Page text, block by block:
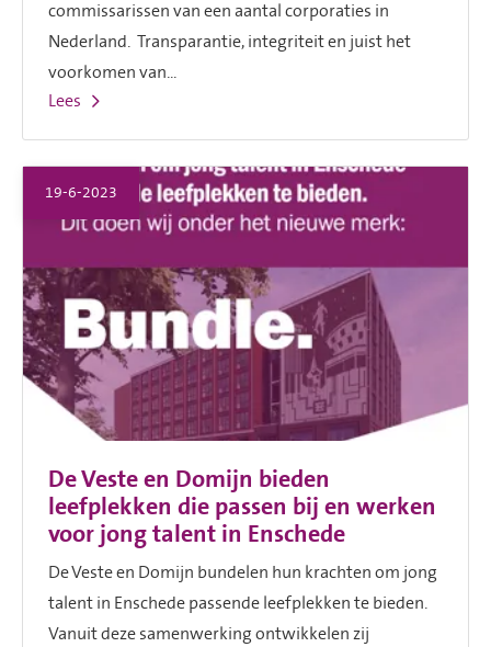
commissarissen van een aantal corporaties in
Nederland. Transparantie, integriteit en juist het
voorkomen van...
Lees
De Veste en Domijn bieden
leefplekken die passen bij en werken
voor jong talent in Enschede
19-6-2023
De Veste en Domijn bundelen hun krachten om jong
talent in Enschede passende leefplekken te bieden.
Vanuit deze samenwerking ontwikkelen zij